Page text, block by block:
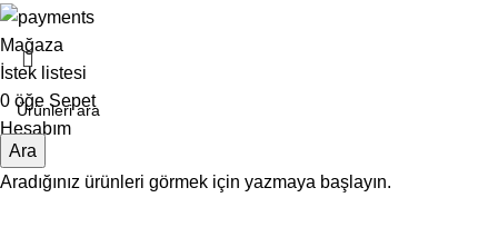
Ara
Aradığınız ürünleri görmek için yazmaya başlayın.
Mağaza
İstek listesi
0 öğe Sepet
Hesabım